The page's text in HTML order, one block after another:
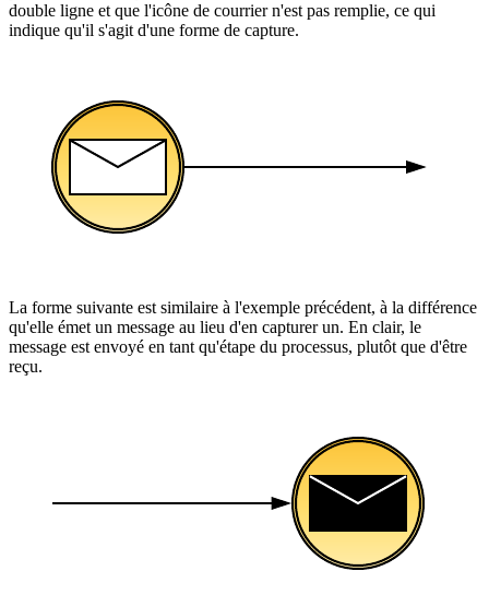
double ligne et que l'icône de courrier n'est pas remplie, ce qui
indique qu'il s'agit d'une forme de capture.
La forme suivante est similaire à l'exemple précédent, à la différence
qu'elle émet un message au lieu d'en capturer un. En clair, le
message est envoyé en tant qu'étape du processus, plutôt que d'être
reçu.